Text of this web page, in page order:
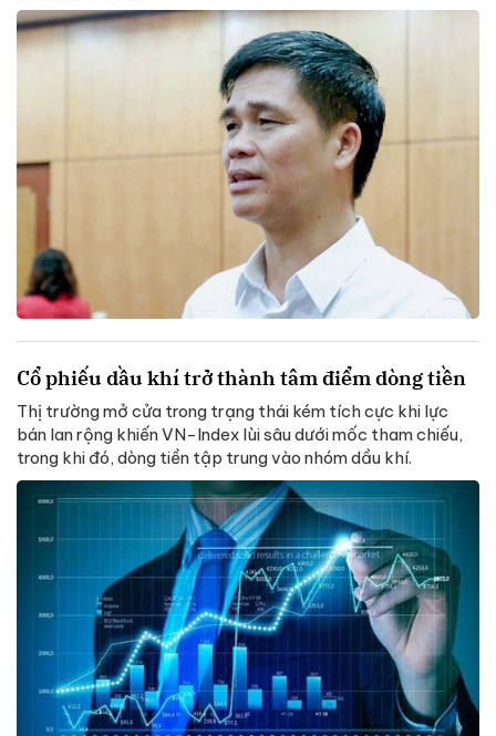
Cổ phiếu dầu khí trở thành tâm điểm dòng tiền
Thị trường mở cửa trong trạng thái kém tích cực khi lực
bán lan rộng khiến VN-Index lùi sâu dưới mốc tham chiếu,
trong khi đó, dòng tiền tập trung vào nhóm dầu khí.